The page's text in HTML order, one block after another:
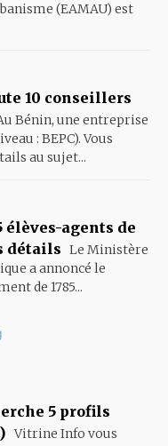
(EAMAU) est
10 conseillers
Bénin, une entreprise
: BEPC). Vous
au sujet...
élèves-agents de
détails Le Ministère
a annoncé le
de 1785...
5 profils
Vitrine Info vous